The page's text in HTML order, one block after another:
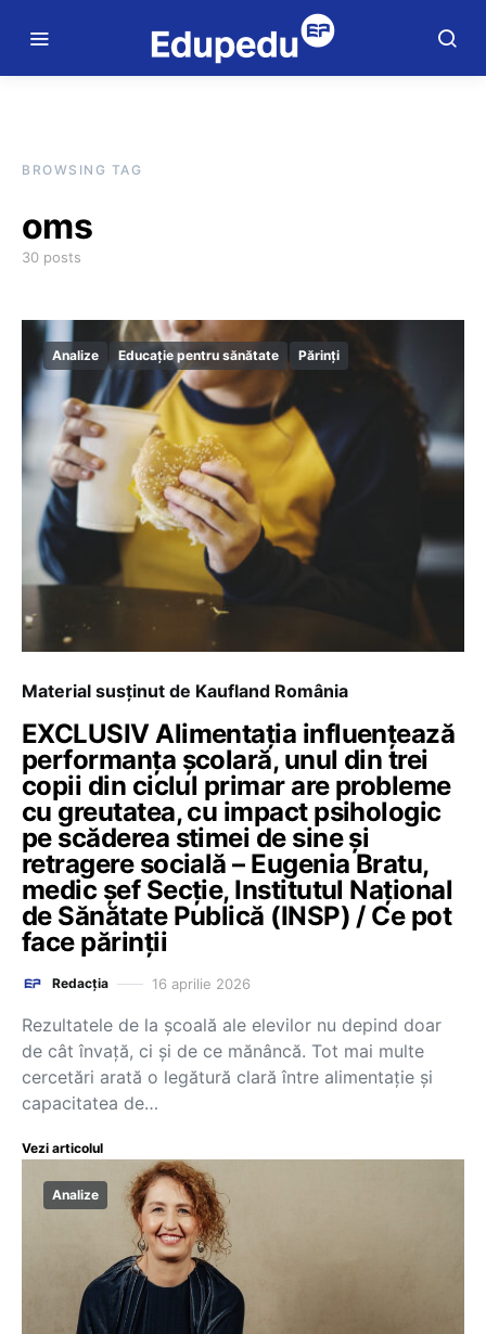
BROWSING TAG
oms
30 posts
Analize Educație pentru sănătate Părinți
Material susținut de Kaufland România
EXCLUSIV Alimentația influențează
performanța școlară, unul din trei
copii din ciclul primar are probleme
cu greutatea, cu impact psihologic
pe scăderea stimei de sine și
retragere socială – Eugenia Bratu,
medic şef Secţie, Institutul Național
de Sănătate Publică (INSP) / Ce pot
face părinții
Redacția 16 aprilie 2026
Rezultatele de la școală ale elevilor nu depind doar
de cât învață, ci și de ce mănâncă. Tot mai multe
cercetări arată o legătură clară între alimentație și
capacitatea de…
Vezi articolul
Analize